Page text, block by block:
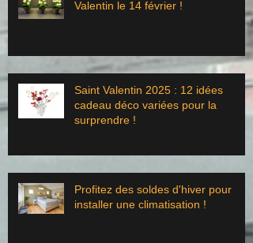
Valentin le 14 février !
Saint Valentin 2025 : 12 idées
cadeau déco variées pour la
surprendre !
Profitez des soldes d'hiver pour
installer une climatisation !